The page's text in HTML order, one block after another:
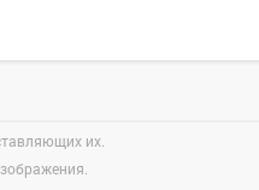
их.